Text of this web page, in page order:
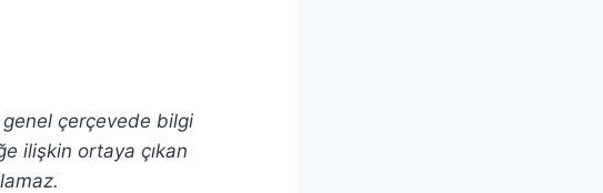
çerçevede bilgi
ilişkin ortaya çıkan